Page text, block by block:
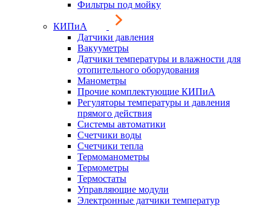
Фильтры под мойку
КИПиА
Датчики давления
Вакууметры
Датчики температуры и влажности для
отопительного оборудования
Манометры
Прочие комплектующие КИПиА
Регуляторы температуры и давления
прямого действия
Системы автоматики
Счетчики воды
Счетчики тепла
Термоманометры
Термометры
Термостаты
Управляющие модули
Электронные датчики температур